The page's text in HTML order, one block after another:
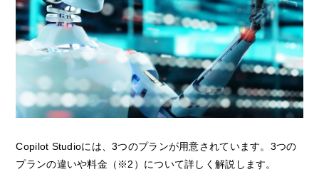
Copilot Studioには、3つのプランが用意されています。3つの
プランの違いや料金（※2）について詳しく解説します。